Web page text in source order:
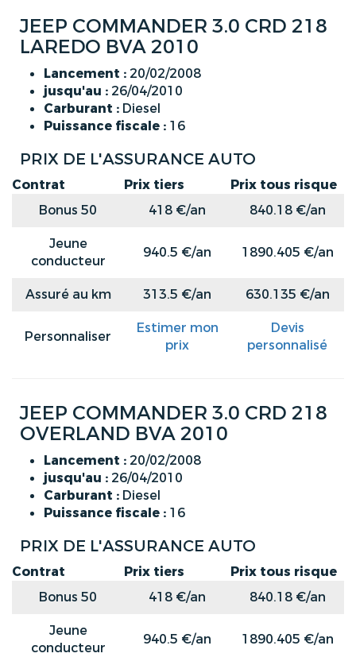
JEEP COMMANDER 3.0 CRD 218
LAREDO BVA 2010
Lancement : 20/02/2008
jusqu'au : 26/04/2010
Carburant : Diesel
Puissance fiscale : 16
PRIX DE L'ASSURANCE AUTO
Contrat Prix tiers
Prix tous risque
Bonus 50
418 €/an
840.18 €/an
Jeune
conducteur
940.5 €/an 1890.405 €/an
Assuré au km 313.5 €/an 630.135 €/an
Personnaliser
Estimer mon
prix
Devis
personnalisé
JEEP COMMANDER 3.0 CRD 218
OVERLAND BVA 2010
Lancement : 20/02/2008
jusqu'au : 26/04/2010
Carburant : Diesel
Puissance fiscale : 16
PRIX DE L'ASSURANCE AUTO
Contrat Prix tiers
Prix tous risque
Bonus 50
418 €/an
840.18 €/an
Jeune
conducteur
940.5 €/an 1890.405 €/an